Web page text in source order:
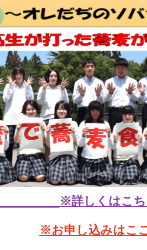
※詳しくはこち
※お申し込みはこ